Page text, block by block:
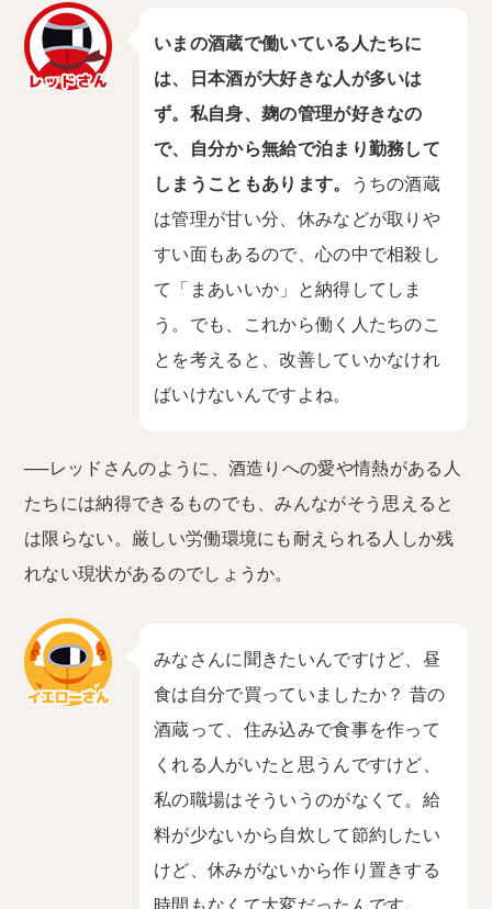
いまの酒蔵で働いている人たちに
は、日本酒が大好きな人が多いは
ず。私自身、麹の管理が好きなの
で、自分から無給で泊まり勤務して
しまうこともあります。
うちの酒蔵
は管理が甘い分、休みなどが取りや
すい面もあるので、心の中で相殺し
て「まあいいか」と納得してしま
う。でも、これから働く人たちのこ
とを考えると、改善していかなけれ
ばいけないんですよね。
──レッドさんのように、酒造りへの愛や情熱がある人
たちには納得できるものでも、みんながそう思えると
は限らない。厳しい労働環境にも耐えられる人しか残
れない現状があるのでしょうか。
みなさんに聞きたいんですけど、昼
食は自分で買っていましたか？ 昔の
酒蔵って、住み込みで食事を作って
くれる人がいたと思うんですけど、
私の職場はそういうのがなくて。給
料が少ないから自炊して節約したい
けど、休みがないから作り置きする